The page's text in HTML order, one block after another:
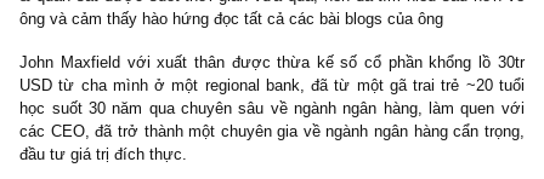
@S.A.F.E : Cách đây không lâu, chúng tôi đã vô tình nghe
podcast và đọc được tư duy của chuyên gia regional banking
Maxfield, và đồng tình 100% với ông bằng những gì chúng tôi
& quan sát được suốt thời gian vừa qua, nên đã tìm hiểu sâu
ông và cảm thấy hào hứng đọc tất cả các bài blogs của ông
John Maxfield với xuất thân được thừa kế số cổ phần khổng